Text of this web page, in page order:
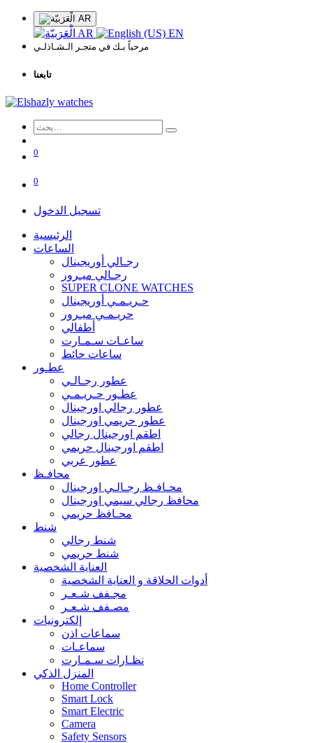
AR
AR EN
مرحباً بـك في متجـر الـشـاذلـي
تابعنا
0
0
تسجيل الدخول
الرئيسية
الساعات
رجـالي أوريجينال
رجـالي ميـرور
SUPER CLONE WATCHES
حـريـمـي أوريجينال
حريـمـي ميـرور
أطفالي
ساعـات سـمـارت
ساعات حائط
عطـور
عطور رجـالـي
عطـور حـريـمـي
عطور رجالي اورجينال
عطور حريمي اورجينال
اطقم اورجينال رجالي
اطقم اورجينال حريمي
عطور عربي
محافـظ
محـافـظ رجـالـي اورجينال
محافظ رجالي سيمي اورجينال
محـافظ حريمي
شنط
شنط رجالي
شنط حريمي
العناية الشخصية
أدوات الحلاقة و العناية الشخصية
مجـفف شـعـر
مصـفف شـعـر
إلكترونيات
سماعات اذن
سماعـات
نظـارات سـمـارت
المنزل الذكي
Home Controller
Smart Lock
Smart Electric
Camera
Safety Sensors